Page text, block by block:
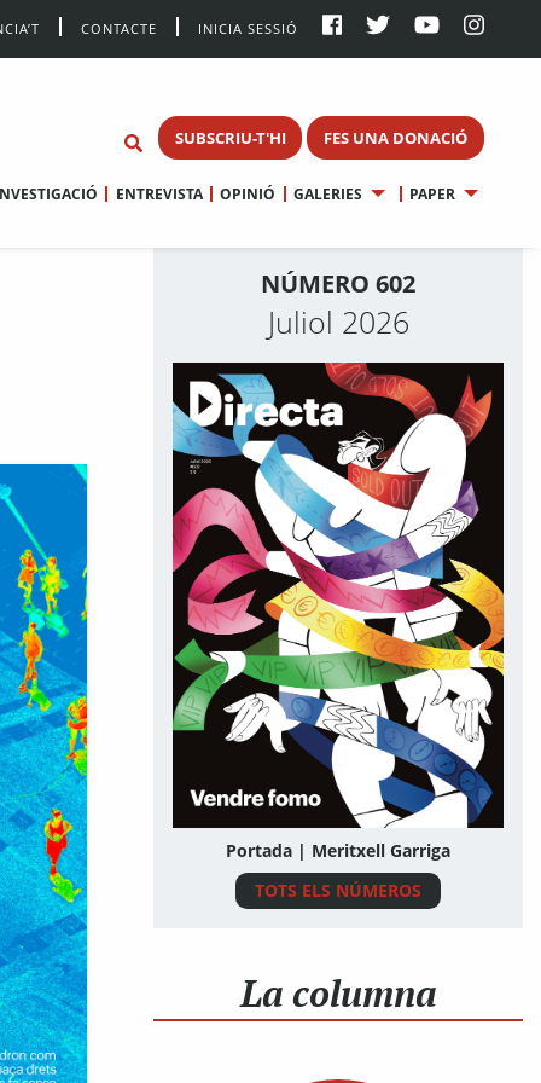
CONTACTE INICIA SESSIÓ
SUBSCRIU-T'HI FES UNA DONACIÓ
ENTREVISTA OPINIÓ GALERIES PAPER
NÚMERO 602
Juliol 2026
Portada | Meritxell Garriga
TOTS ELS NÚMEROS
La columna